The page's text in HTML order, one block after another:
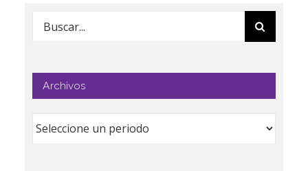
Buscar:
Archivos